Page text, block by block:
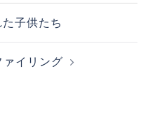
子供たち
イリング